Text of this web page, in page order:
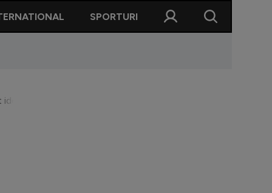
SPORTURI
lui, i-a propus fiului meu! Mai curând se unesc Coreea